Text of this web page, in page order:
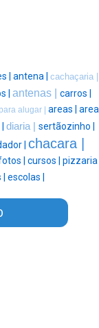
| antena | cachaçaria |
| antenas | carros |
alugar | areas | area
diaria | sertãozinho |
| chacara |
| cursos | pizzaria
| escolas |